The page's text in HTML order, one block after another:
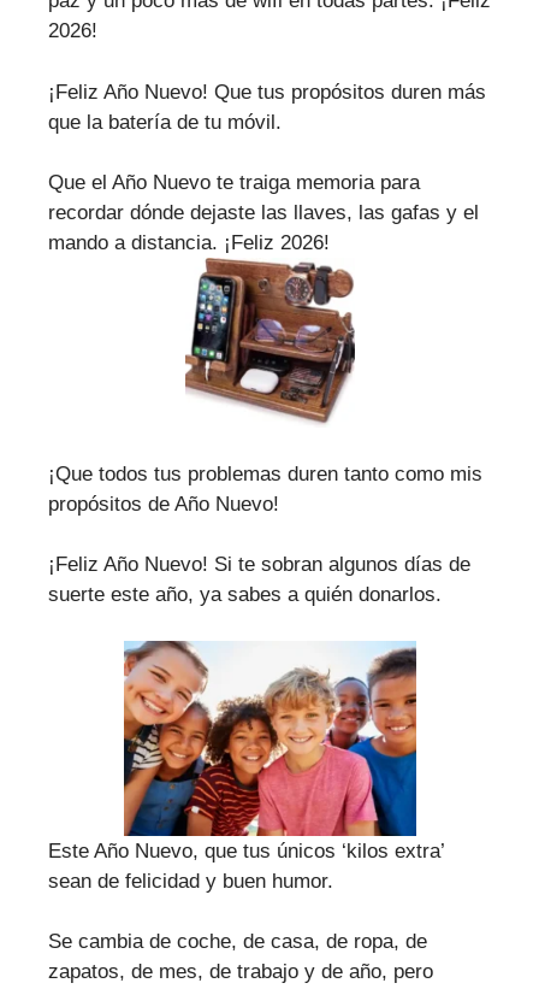
2026!
¡Feliz Año Nuevo! Que tus propósitos duren más
que la batería de tu móvil.
Que el Año Nuevo te traiga memoria para
recordar dónde dejaste las llaves, las gafas y el
mando a distancia. ¡Feliz 2026!
¡Que todos tus problemas duren tanto como mis
propósitos de Año Nuevo!
¡Feliz Año Nuevo! Si te sobran algunos días de
suerte este año, ya sabes a quién donarlos.
Este Año Nuevo, que tus únicos ‘kilos extra’
sean de felicidad y buen humor.
Se cambia de coche, de casa, de ropa, de
zapatos, de mes, de trabajo y de año, pero